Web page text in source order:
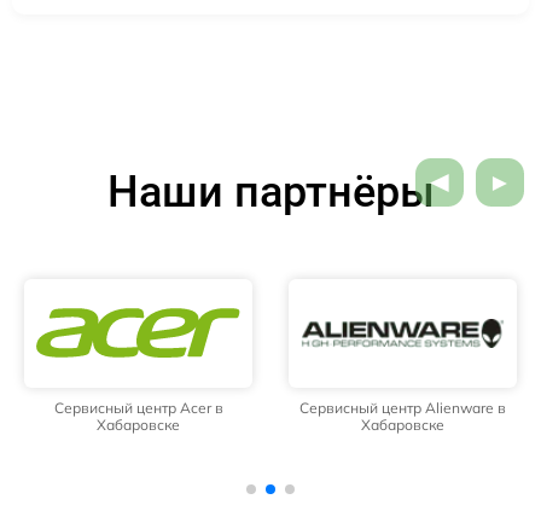
Наши партнёры
Сервисный центр Acer в
Хабаровске
Сервисный центр Alienware в
Хабаровске